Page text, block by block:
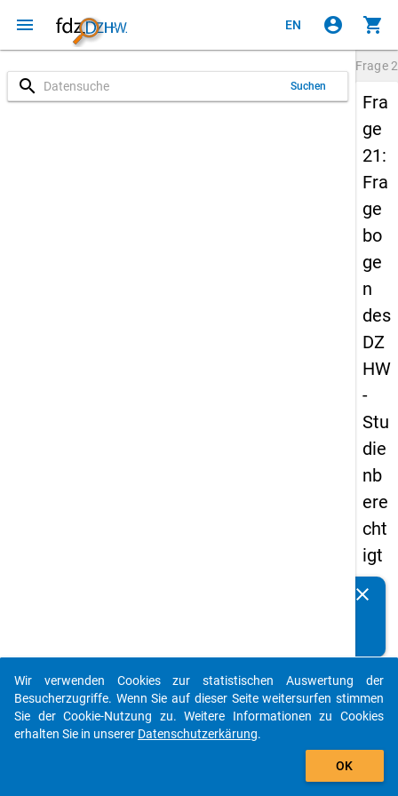
menu EN account_circle shopping_cart
search Suchen
Frage
Fra
ge
21:
Fra
ge
bo
ge
n
des
DZ
HW
-
Stu
die
nb
ere
cht
igt
en
s
20
15
clear
auto_stories
add_shopping_cart
Wir verwenden Cookies zur statistischen Auswertung der
Besucherzugriffe. Wenn Sie auf dieser Seite weitersurfen stimmen
Sie der Cookie-Nutzung zu. Weitere Informationen zu Cookies
erhalten Sie in unserer Datenschutzerkärung.
OK